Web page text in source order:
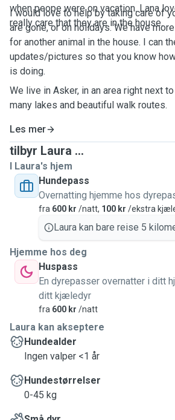
when peope were on vacation. Lana
really care that they are in the house.
I would love to help by taking care of
are gone, or on holidays. We have
for another animal in the house. I can
updates/pictures so that you know
is doing.
We live in Asker, in an area right next
many lakes and beautiful walk routes.
Les mer
tilbyr Laura ...
I Laura's hjem
Hundepass
Overnatting hjemme hos
fra 600 kr /natt, 100 kr /ekstra
Laura kan bare reise 5
Hjemme hos deg
Huspass
En dyrepasser overnatter i ditt
ditt kjæledyr
fra 600 kr /natt
Laura kan akseptere
Hundealder
Ingen valper <1 år
Hundestørrelser
0-45 kg